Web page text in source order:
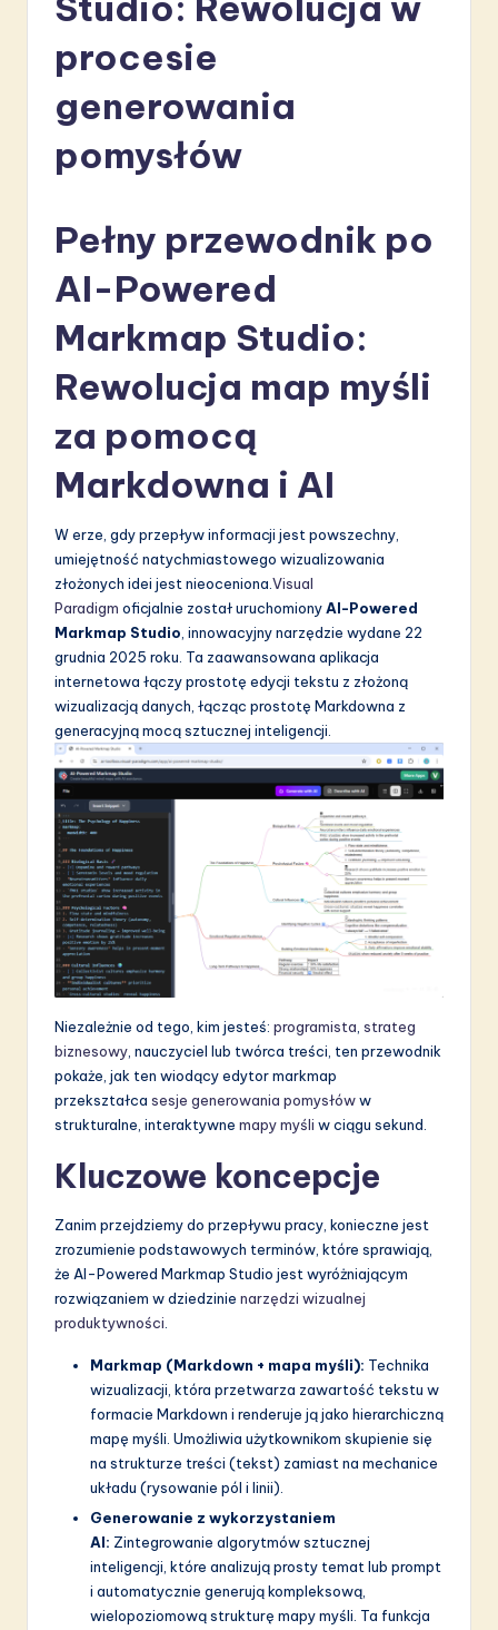
in
&
S
o
w
ti
o
procesie
generowania
pomysłów
Pełny przewodnik po
AI-Powered
Markmap Studio:
Rewolucja map myśli
za pomocą
Markdowna i AI
W erze, gdy przepływ informacji jest powszechny,
umiejętność natychmiastowego wizualizowania
złożonych idei jest nieoceniona. Visual
Paradigm oficjalnie został uruchomionyAI-Powered
Markmap Studio , innowacyjny narzędzie wydane 22
grudnia 2025 roku. Ta zaawansowana aplikacja
internetowa łączy prostotę edycji tekstu z złożoną
wizualizacją danych, łącząc prostotę Markdowna z
generacyjną mocą sztucznej inteligencji.
Niezależnie od tego, kim jesteś: programista strateg
biznesowy , nauczyciel lub twórca treści, ten przewodnik
pokaże, jak ten wiodący edytor markmap
przekształca sesje generowania pomysłóww
strukturalne, interaktywne mapy myśli w ciągu sekund.
Kluczowe koncepcje
Zanim przejdziemy do przepływu pracy, konieczne jest
zrozumienie podstawowych terminów, które sprawiają,
że AI-Powered Markmap Studio jest wyróżniającym
rozwiązaniem w dziedzinie narzędzi wizualnej
produktywności
Markmap (Markdown + mapa myśli): Technika
wizualizacji, która przetwarza zawartość tekstu w
formacie Markdown i renderuje ją jako hierarchiczną
mapę myśli. Umożliwia użytkownikom skupienie się
na strukturze treści (tekst) zamiast na mechanice
układu (rysowanie pól i linii).
Generowanie z wykorzystaniem
AI: Zintegrowanie algorytmów sztucznej
inteligencji, które analizują prosty temat lub prompt
i automatycznie generują kompleksową,
wielopoziomową strukturę mapy myśli. Ta funkcja